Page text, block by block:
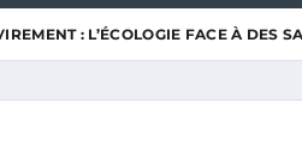
: L’ÉCOLOGIE FACE À DES